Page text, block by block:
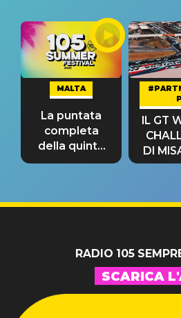
MALTA
La puntata
completa
della quinta
tappa
P
IL GT
DI
RADIO 105
SCARICA